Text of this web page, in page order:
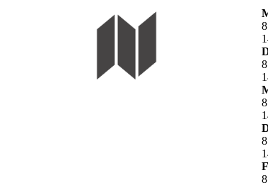
8
8
8
8
8